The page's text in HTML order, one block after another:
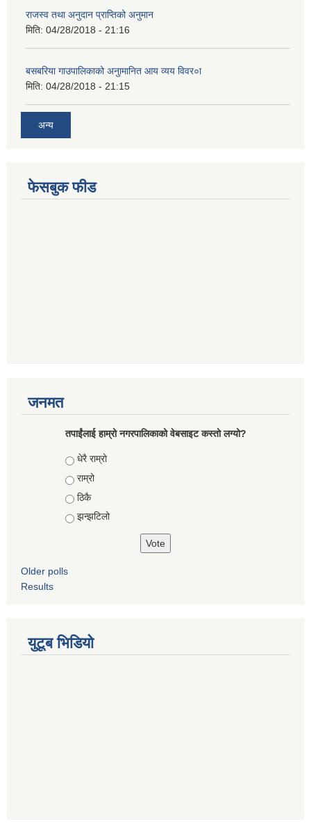
राजस्व तथा अनुदान प्राप्तिको अनुमान
मिति: 04/28/2018 - 21:16
बसबरिया गाउपालिकाको अनुामानित आय व्यय विवर०ा
मिति: 04/28/2018 - 21:15
अन्य
फेसबुक फीड
जनमत
तपाईंलाई हाम्रो नगरपालिकाको वेबसाइट कस्तो लग्यो?
Choices
धेरै राम्रो
राम्रो
ठिकै
झन्झटिलो
Older polls
Results
युटूब भिडियो